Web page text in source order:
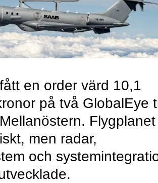
en order värd 10,1
på två GlobalEye
men radar,
och